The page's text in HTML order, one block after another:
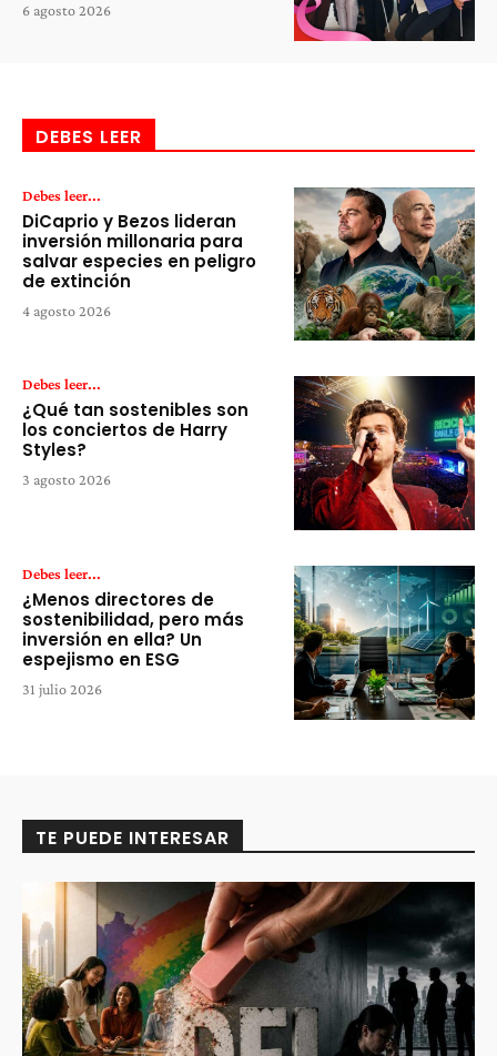
6 agosto 2026
DEBES LEER
Debes leer...
DiCaprio y Bezos lideran
inversión millonaria para
salvar especies en peligro
de extinción
4 agosto 2026
Debes leer...
¿Qué tan sostenibles son
los conciertos de Harry
Styles?
3 agosto 2026
Debes leer...
¿Menos directores de
sostenibilidad, pero más
inversión en ella? Un
espejismo en ESG
31 julio 2026
TE PUEDE INTERESAR